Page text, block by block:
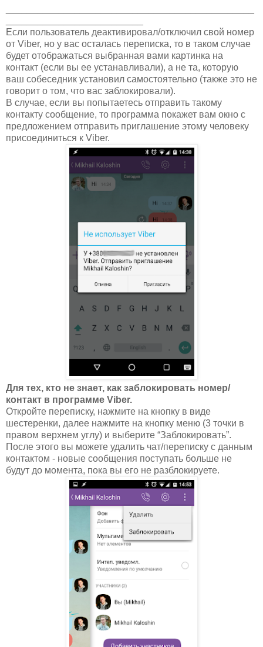
Если пользователь деактивировал/отключил свой номер
от Viber, но у вас осталась переписка, то в таком случае
будет отображаться выбранная вами картинка на
контакт (если вы ее устанавливали), а не та, которую
ваш собеседник установил самостоятельно (также это не
говорит о том, что вас заблокировали).
В случае, если вы попытаетесь отправить такому
контакту сообщение, то программа покажет вам окно с
предложением отправить приглашение этому человеку
присоединиться к Viber.
Для тех, кто не знает, как заблокировать номер/
контакт в программе Viber.
Откройте переписку, нажмите на кнопку в виде
шестеренки, далее нажмите на кнопку меню (3 точки в
правом верхнем углу) и выберите “Заблокировать”.
После этого вы можете удалить чат/переписку с данным
контактом - новые сообщения поступать больше не
будут до момента, пока вы его не разблокируете.